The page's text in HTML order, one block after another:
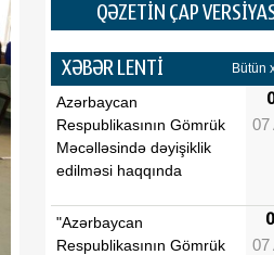
QƏZETİN ÇAP
XƏBƏR LENTİ Bütün
Azərbaycan
Respublikasının Gömrük
Məcəlləsində dəyişiklik
edilməsi haqqında
07
"Azərbaycan
Respublikasının Gömrük
07